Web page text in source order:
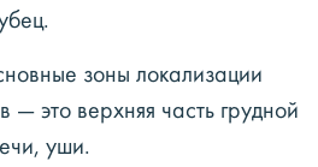
зоны локализации
— это верхняя часть грудной
уши.